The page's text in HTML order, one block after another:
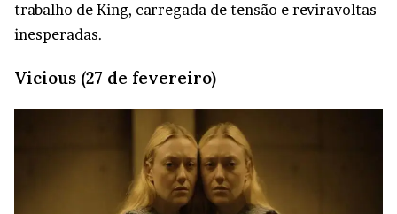
trabalho de King, carregada de tensão e reviravoltas
inesperadas.
Vicious (27 de fevereiro)